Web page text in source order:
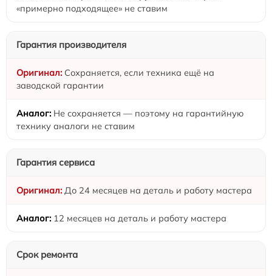
«примерно подходящее» не ставим
Гарантия производителя
Сохраняется, если техника ещё на
заводской гарантии
Не сохраняется — поэтому на гарантийную
технику аналоги не ставим
Гарантия сервиса
До 24 месяцев на деталь и работу мастера
12 месяцев на деталь и работу мастера
Срок ремонта